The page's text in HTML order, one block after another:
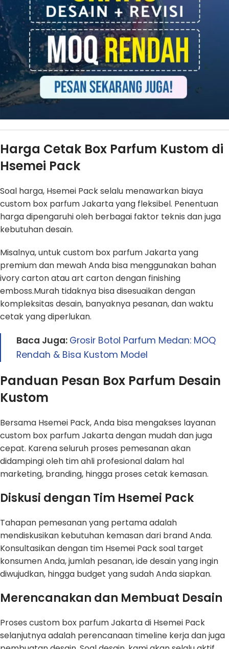
Harga Cetak Box Parfum Kustom di
Hsemei Pack
Soal harga, Hsemei Pack selalu menawarkan biaya
custom box parfum Jakarta yang fleksibel. Penentuan
harga dipengaruhi oleh berbagai faktor teknis dan juga
kebutuhan desain.
Misalnya, untuk custom box parfum Jakarta yang
premium dan mewah Anda bisa menggunakan bahan
ivory carton atau art carton dengan finishing
emboss.Murah tidaknya bisa disesuaikan dengan
kompleksitas desain, banyaknya pesanan, dan waktu
cetak yang diperlukan.
Baca Juga: Grosir Botol Parfum Medan: MOQ
Rendah & Bisa Kustom Model
Panduan Pesan Box Parfum Desain
Kustom
Bersama Hsemei Pack, Anda bisa mengakses layanan
custom box parfum Jakarta dengan mudah dan juga
cepat. Karena seluruh proses pemesanan akan
didampingi oleh tim ahli profesional dalam hal
marketing, branding, hingga proses cetak kemasan.
Diskusi dengan Tim Hsemei Pack
Tahapan pemesanan yang pertama adalah
mendiskusikan kebutuhan kemasan dari brand Anda.
Konsultasikan dengan tim Hsemei Pack soal target
konsumen Anda, jumlah pesanan, ide desain yang ingin
diwujudkan, hingga budget yang sudah Anda siapkan.
Merencanakan dan Membuat Desain
Proses custom box parfum Jakarta di Hsemei Pack
selanjutnya adalah perencanaan timeline kerja dan juga